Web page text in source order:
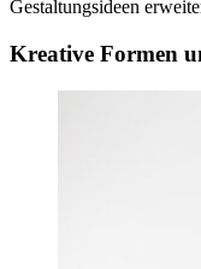
Gestaltungsideen
Kreative Formen